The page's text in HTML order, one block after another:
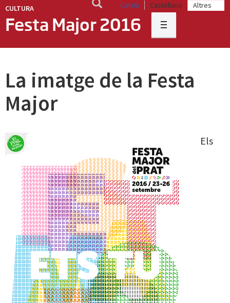
Català Castellano
CULTURA
Festa Major 2016
La imatge de la Festa
Major
Els